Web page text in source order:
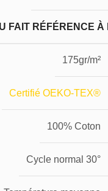
FAIT RÉFÉRENCE
175gr/m²
Certifié OEKO-TEX®
100% Coton
Cycle normal 30°